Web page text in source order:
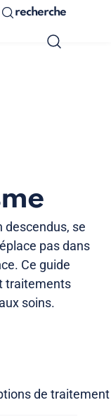
recherche
descendus, se
pas dans
Ce guide
traitements
soins.
de traitement